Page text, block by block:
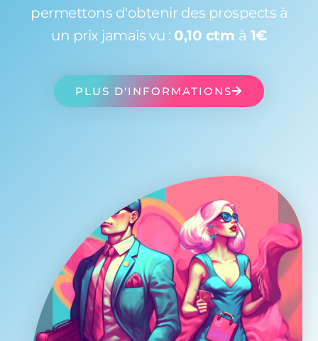
permettons d'obtenir des prospects à
un prix jamais vu : 0,10 ctm à 1€
PLUS D'INFORMATIONS